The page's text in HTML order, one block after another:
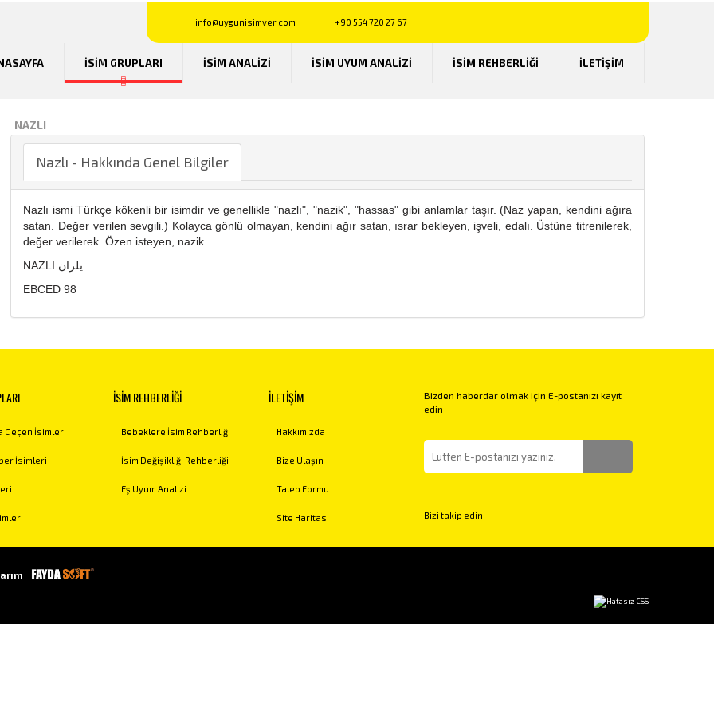
info@uygunisimver.com +90 554 720 27 67
İSİM GRUPLARI İSİM ANALİZİ İSİM UYUM ANALİZİ İSİM REHBERLİĞİ İLETİŞİM
NAZLI
Nazlı - Hakkında Genel Bilgiler
Nazlı ismi Türkçe kökenli bir isimdir ve genellikle "nazlı", "nazik", "hassas" gibi anlamlar taşır. (Naz yapan, kendini ağıra
satan. Değer verilen sevgili.) Kolayca gönlü olmayan, kendini ağır satan, ısrar bekleyen, işveli, edalı. Üstüne titrenilerek,
değer verilerek. Özen isteyen, nazik.
NAZLI يلزان
EBCED 98
Geçen İsimler
İsimleri
İSİM REHBERLİĞİ
Bebeklere İsim Rehberliği
İsim Değişikliği Rehberliği
Eş Uyum Analizi
İLETİŞİM
Hakkımızda
Bize Ulaşın
Talep Formu
Site Haritası
Bizden haberdar olmak için E-postanızı kayıt
edin
Bizi takip edin!